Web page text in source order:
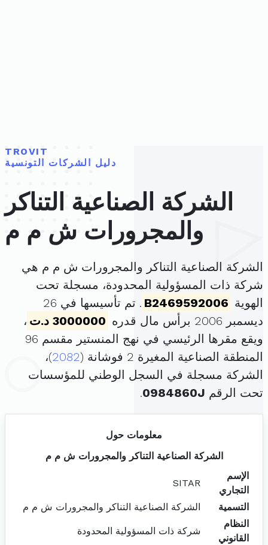
TROVIT
دليل الشركات التونسية
الشركة الصناعية التناكر
والمجرورات ش م م
الشركة الصناعية التناكر والمجرورات ش م م هي
شركة ذات المسؤولية المحدودة، مسجلة تحت
الهوية B2469592006
. تم تأسيسها في 26
ديسمبر 2006 برأس مال قدره
3000000 د.ت
،
ويقع مقرها الرئيسي في نهج المنستير مقسم 96
المنطقة الصناعية المغيرة 2 فوشانة (
2082)،
الشركة مسجلة في السجل الوطني للمؤسسات
تحت الرقم 0984860J
.
معلومات حول
الشركة الصناعية التناكر والمجرورات ش م م
الإسم
التجاري
SITAR
التسمية
الشركة الصناعية التناكر والمجرورات ش م م
النظام
القانوني
شركة ذات المسؤولية المحدودة